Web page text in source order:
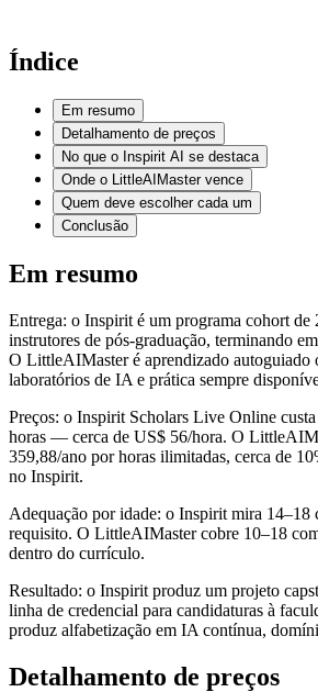
Índice
Em resumo
Detalhamento de preços
No que o Inspirit AI se destaca
Onde o LittleAIMaster vence
Quem deve escolher cada um
Conclusão
Em resumo
Entrega: o Inspirit é um programa cohort de
instrutores de pós-graduação, terminando
O LittleAIMaster é aprendizado autoguiado
laboratórios de IA e prática sempre
Preços: o Inspirit Scholars Live Online
horas — cerca de US$ 56/hora. O
359,88/ano por horas ilimitadas, cerca de
no Inspirit.
Adequação por idade: o Inspirit mira 14–18
requisito. O LittleAIMaster cobre 10–18
dentro do currículo.
Resultado: o Inspirit produz um projeto
linha de credencial para candidaturas à
produz alfabetização em IA contínua,
Detalhamento de preços